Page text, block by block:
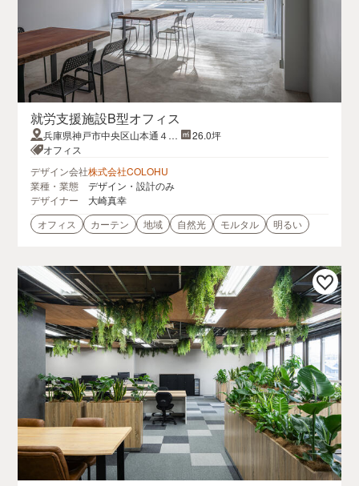
就労支援施設B型オフィス
兵庫県神戸市中央区山本通４丁
目26-13
26.0坪
オフィス
デザイン会社株式会社COLOHU
業種・業態
デザイン・設計のみ
デザイナー
大崎真幸
オフィス
カーテン 地域 自然光 モルタル 明るい